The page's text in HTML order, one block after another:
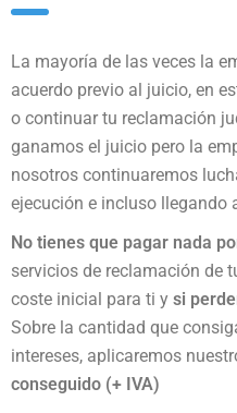
La mayoría de las veces la
acuerdo previo al juicio, en
o continuar tu reclamación
ganamos el juicio pero la
nosotros continuaremos
ejecución e incluso llegando
No tienes que pagar nada
servicios de reclamación de
coste inicial para ti y si
Sobre la cantidad que
intereses, aplicaremos
conseguido (+ IVA)